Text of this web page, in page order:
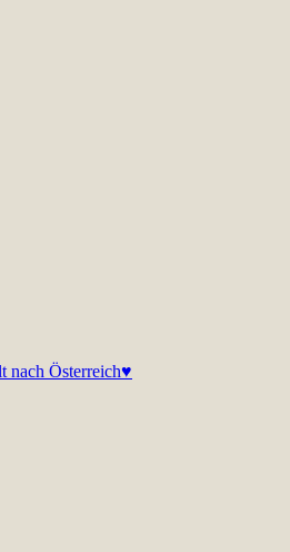
nach Österreich♥